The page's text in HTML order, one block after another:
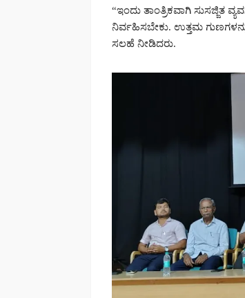
“ಇಂದು ತಾಂತ್ರಿಕವಾಗಿ ಸುಸಜ್ಜಿತ
ನಿರ್ವಹಿಸಬೇಕು. ಉತ್ತಮ
ಸಲಹೆ ನೀಡಿದರು.